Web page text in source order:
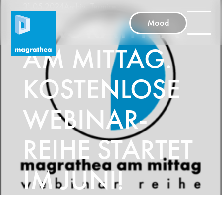
Mood
Termine
MAGRATHEA
AM MITTAG.
KOSTENLOSE
WEBINAR-
REIHE STARTET
IM JUNI!